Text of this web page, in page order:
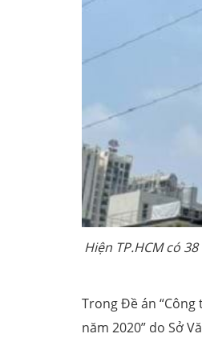
Hiện TP.HCM có
Trong Đề án
năm 2020” do Sở